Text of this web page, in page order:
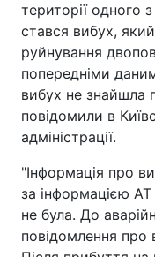
території одного
стався вибух,
руйнування
попередніми
вибух не знайшла
повідомили в
адміністрації.
"Інформація про
за інформацією АТ
не була. До
повідомлення про